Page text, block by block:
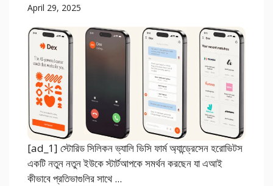
April 29, 2025
[ad_1] স্টোরিড সিলিকন ভ্যালি ভিসি ফার্ম অ্যান্ড্রেসেন হরোভিটস
একটি নতুন নতুন ইউকে স্টার্টআপকে সমর্থন করছেন যা এআই
কীভাবে প্রতিভাগুলির সাথে ...